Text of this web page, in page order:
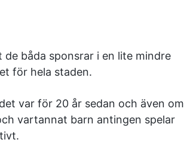
båda sponsrar i en lite mindre
för hela staden.
var för 20 år sedan och även om
vartannat barn antingen spelar